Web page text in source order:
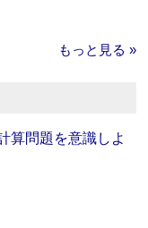
もっと見る »
算問題を意識しよ